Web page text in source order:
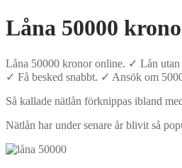
Låna 50000
Låna 50000 kronor online. ✓ Lån
✓ Få besked snabbt. ✓ Ansök om
Så kallade nätlån förknippas ibland
Nätlån har under senare år blivit så